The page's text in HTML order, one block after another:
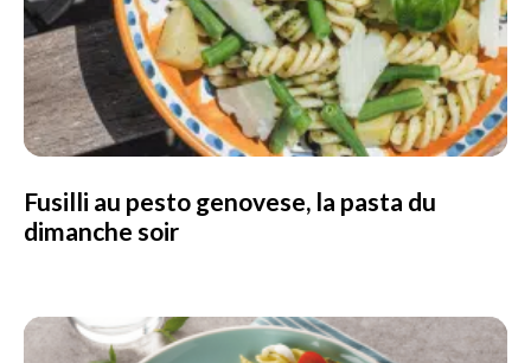
Fusilli au pesto genovese, la pasta du
dimanche soir